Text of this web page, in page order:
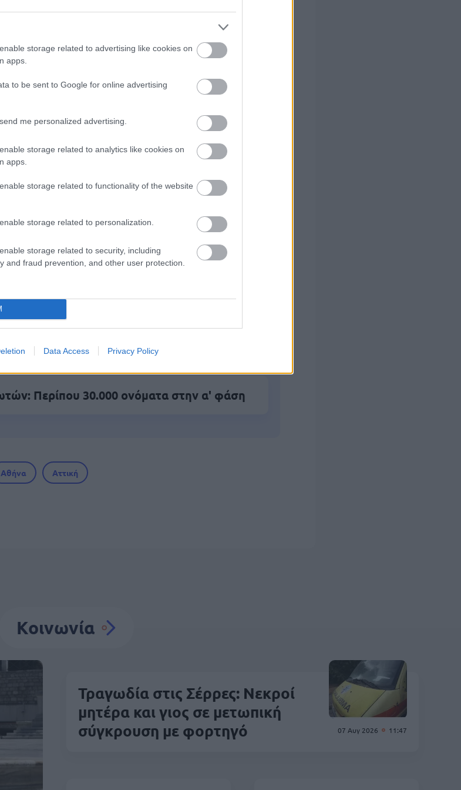
storage related to advertising like cookies on
apps.
to be sent to Google for online advertising
me personalized advertising.
storage related to analytics like cookies on
apps.
storage related to functionality of the website
storage related to personalization.
storage related to security, including
and fraud prevention, and other user protection.
Data Access Privacy Policy
σημαντικές ειδήσεις.
αποτελέσματα αναζήτησης της Google
για αύξηση στα 1.000 ευρώ από το 2027
16 προσλήψεις απόφοιτων ΠΕ, ΤΕ, ΔΕ και
Περίπου 30.000 ονόματα στην α' φάση
Αθήνα Αττική
Κοινωνία
07 Αυγ 2026 11:47
Τραγωδία στις Σέρρες: Νεκροί
μητέρα και γιος σε μετωπική
σύγκρουση με φορτηγό